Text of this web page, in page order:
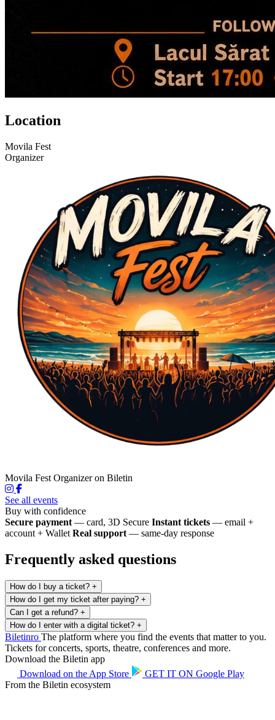
Location
Movila Fest
Organizer
Movila Fest Organizer on Biletin
See all events
Buy with confidence
Secure payment — card, 3D Secure Instant tickets — email +
account + Wallet Real support — same-day response
Frequently asked questions
How do I buy a ticket? +
How do I get my ticket after paying? +
Can I get a refund? +
How do I enter with a digital ticket? +
Biletinro The platform where you find the events that matter to you.
Tickets for concerts, sports, theatre, conferences and more.
Download the Biletin app
Download on the App Store GET IT ON Google Play
From the Biletin ecosystem